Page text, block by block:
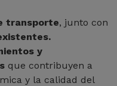
transporte, junto con
y
que contribuyen a
y la calidad del